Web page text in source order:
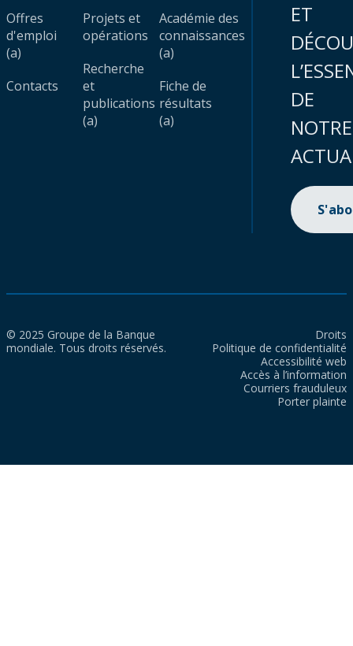
Offres
d'emploi
(a)
Contacts
Projets et
opérations
Recherche
et
publications
(a)
Académie des
connaissances
(a)
Fiche de
résultats
(a)
ET
DE
NOTRE
© 2025 Groupe de la Banque
mondiale. Tous droits réservés.
Droits
Politique de confidentialité
Accessibilité web
Accès à l’information
Courriers frauduleux
Porter plainte